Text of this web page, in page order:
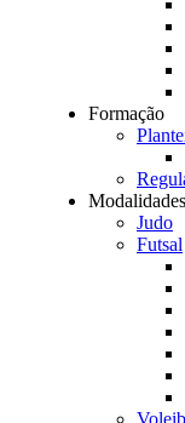
Formação
Modalidades
Judo
Futsal